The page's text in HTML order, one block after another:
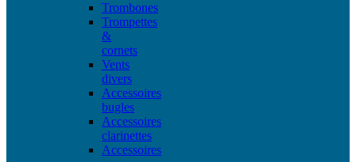
Trombones
Trompettes
&
cornets
Vents
divers
Accessoires
bugles
Accessoires
clarinettes
Accessoires